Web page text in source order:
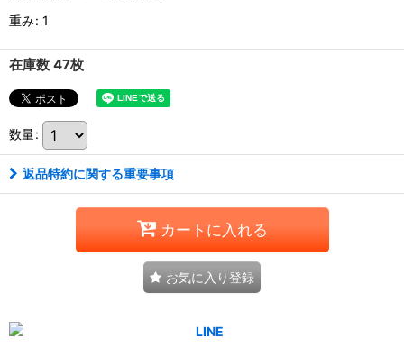
重み: 1
在庫数 47枚
数量:
返品特約に関する重要事項
カートに入れる
お気に入り登録